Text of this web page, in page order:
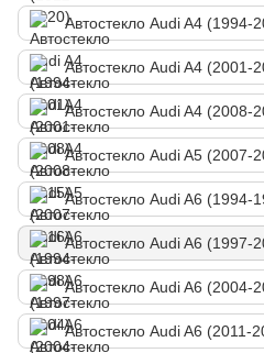
Автостекло Audi A4 (1994-
Автостекло Audi A4 (2001-
Автостекло Audi A4 (2008-
Автостекло Audi A5 (2007-
Автостекло Audi A6 (1994-
Автостекло Audi A6 (1997-
Автостекло Audi A6 (2004-
Автостекло Audi A6 (2011-